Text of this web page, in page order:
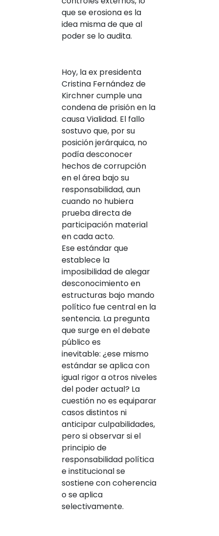
que se erosiona es la
idea misma de que al
poder se lo audita.
Hoy, la ex presidenta
Cristina Fernández de
Kirchner cumple una
condena de prisión en la
causa Vialidad. El fallo
sostuvo que, por su
posición jerárquica, no
podía desconocer
hechos de corrupción
en el área bajo su
responsabilidad, aun
cuando no hubiera
prueba directa de
participación material
en cada acto.
Ese estándar que
establece la
imposibilidad de alegar
desconocimiento en
estructuras bajo mando
político fue central en la
sentencia. La pregunta
que surge en el debate
público es
inevitable: ¿ese mismo
estándar se aplica con
igual rigor a otros niveles
del poder actual? La
cuestión no es equiparar
casos distintos ni
anticipar culpabilidades,
pero si observar si el
principio de
responsabilidad política
e institucional se
sostiene con coherencia
o se aplica
selectivamente.